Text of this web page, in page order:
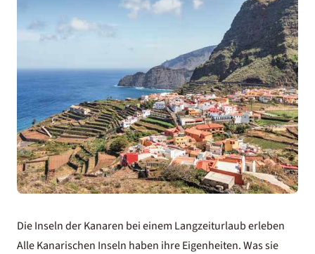
Die Inseln der Kanaren bei einem Langzeiturlaub erleben
Alle Kanarischen Inseln haben ihre Eigenheiten. Was sie